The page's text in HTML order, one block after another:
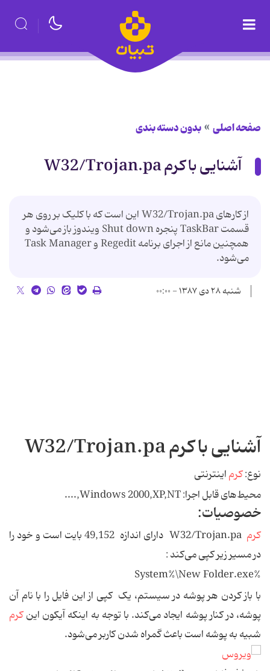
صفحه اصلی بدون دسته بندی
آشنایی با کرم W32/Trojan.pa
از کارهای W32/Trojan.pa این است که با کلیک بر روی هر
قسمت TaskBar پنجره Shut down ویندوز باز می‌شود و
همچنین مانع از اجرای برنامه Regedit و Task Manager
می‌شود.
شنبه ۲۸ دی ۱۳۸۷ - ۰۰:۰۰
آشنایی با کرم W32/Trojan.pa
نوع:کرماینترنتی
محیط‌های قابل اجرا: Windows 2000,XP,NT,....
خصوصیات:
کرم
W32/Trojan.pa دارای اندازه 49,152 بایت است و خود را
در مسیر زیر کپی می‌کند :
%System%\New Folder.exe
با باز کردن هر پوشه در سیستم‌، یک کپی از این فایل را با نام آن
پوشه، در کنار پوشه ایجاد می‌کند. با توجه به اینکه آیکون اینکرم
شبیه به پوشه است باعث گمراه شدن کاربر می‌شود.